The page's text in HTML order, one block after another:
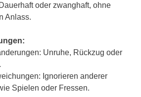
oder zwanghaft, ohne
Anlass.
Unruhe, Rückzug oder
Ignorieren anderer
Spielen oder Fressen.